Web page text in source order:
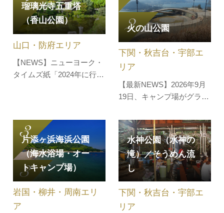
瑠璃光寺五重塔
（香山公園）
【NEWS】ニューヨーク・
タイムズ紙「2024年に行く
事を読む 【令和の大改修】
約70年ぶりの檜皮葺屋根の
全面葺き替え工事が終了い
たしました。大囲いが外さ
れ、全容がご覧いただけま
す。…
山口・防府エリア
火の山公園
【最新NEWS】2026年9月
19日、キャンプ場がグラン
望できる観光地として人気
の火の山は、ここにしかな
い眺望、歴史、自然を活か
し再整備を実施中。四季
折々の景色の中で、パルス
ゴンドラ、屋内展望施設、
展望デッキ、アスレチッ
ク、キャンプ場…
下関・秋吉台・宇部エ
リア
片添ヶ浜海浜公園
（海水浴場・オー
トキャンプ場）
岩国・柳井・周南エリ
ア
水神公園（水神の
滝）／そうめん流
し
下関・秋吉台・宇部エ
リア